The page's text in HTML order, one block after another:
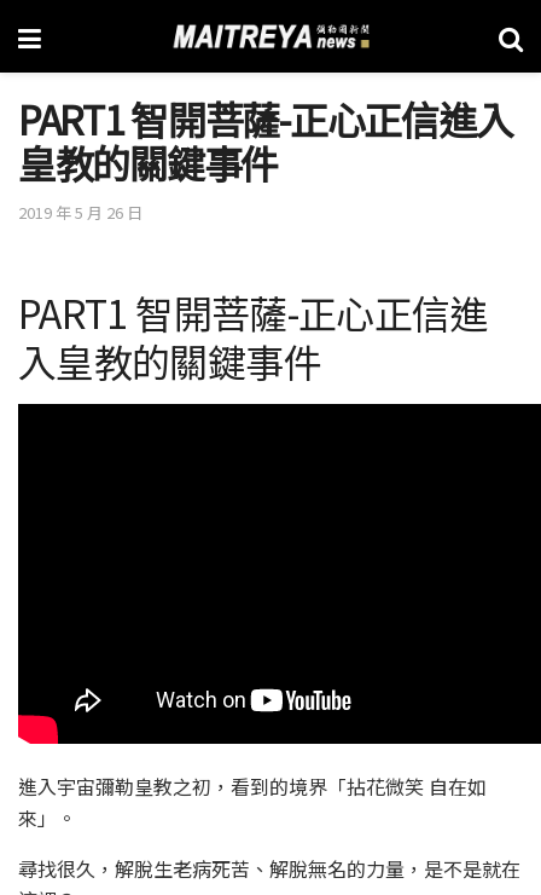
PART1 智開菩薩-正心正信進入
皇教的關鍵事件
2019 年 5 月 26 日
PART1 智開菩薩-正心正信進
入皇教的關鍵事件
進入宇宙彌勒皇教之初，看到的境界「拈花微笑 自在如
來」。
尋找很久，解脫生老病死苦、解脫無名的力量，是不是就在